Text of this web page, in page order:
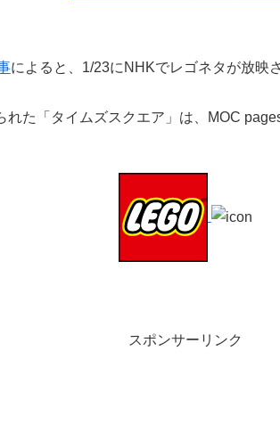
によると、1/23にNHKでレゴネタが放映
れた「タイムズスクエア」は、MOC
スポンサーリンク